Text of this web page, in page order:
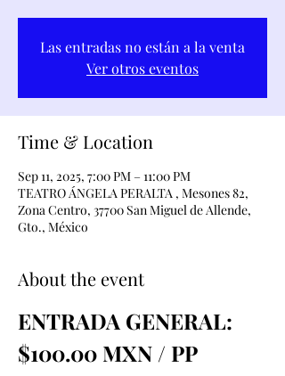
Las entradas no están a la venta
Ver otros eventos
Time & Location
Sep 11, 2025, 7:00 PM – 11:00 PM
TEATRO ÁNGELA PERALTA , Mesones 82,
Zona Centro, 37700 San Miguel de Allende,
Gto., México
About the event
ENTRADA GENERAL:
$100.00 MXN / PP